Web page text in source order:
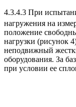
4.3.4.3 При
нагружения на
положение
нагрузки (рисунок
неподвижный
оборудования. За
при условии ее